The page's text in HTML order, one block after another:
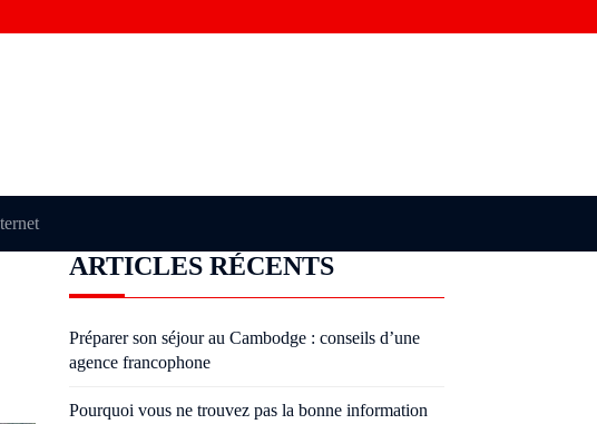
ARTICLES RÉCENTS
Préparer son séjour au Cambodge : conseils d’une
agence francophone
Pourquoi vous ne trouvez pas la bonne information